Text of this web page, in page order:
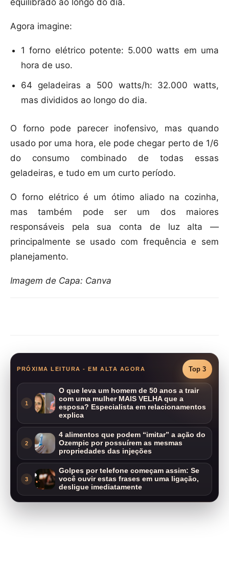
equilibrado ao longo do dia.
Agora imagine:
1 forno elétrico potente: 5.000 watts em uma
hora de uso.
64 geladeiras a 500 watts/h: 32.000 watts,
mas divididos ao longo do dia.
O forno pode parecer inofensivo, mas quando
usado por uma hora, ele pode chegar perto de 1/6
do consumo combinado de todas essas
geladeiras, e tudo em um curto período.
O forno elétrico é um ótimo aliado na cozinha,
mas também pode ser um dos maiores
responsáveis pela sua conta de luz alta —
principalmente se usado com frequência e sem
planejamento.
Imagem de Capa: Canva
PRÓXIMA LEITURA - EM ALTA AGORA Top 3
1
O que leva um homem de 50 anos a trair
com uma mulher MAIS VELHA que a
esposa? Especialista em relacionamentos
explica
2
4 alimentos que podem “imitar” a ação do
Ozempic por possuírem as mesmas
propriedades das injeções
3
Golpes por telefone começam assim: Se
você ouvir estas frases em uma ligação,
desligue imediatamente